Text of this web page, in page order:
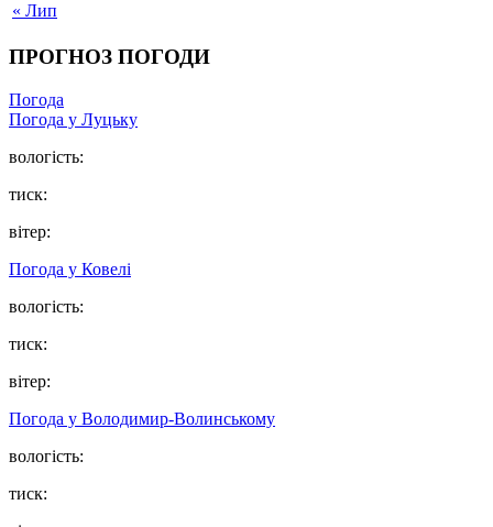
« Лип
ПРОГНОЗ ПОГОДИ
Погода
Погода у Луцьку
вологість:
тиск:
вітер:
Погода у Ковелі
вологість:
тиск:
вітер:
Погода у Володимир-Волинському
вологість:
тиск: